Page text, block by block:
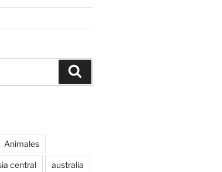
Animales
central australia